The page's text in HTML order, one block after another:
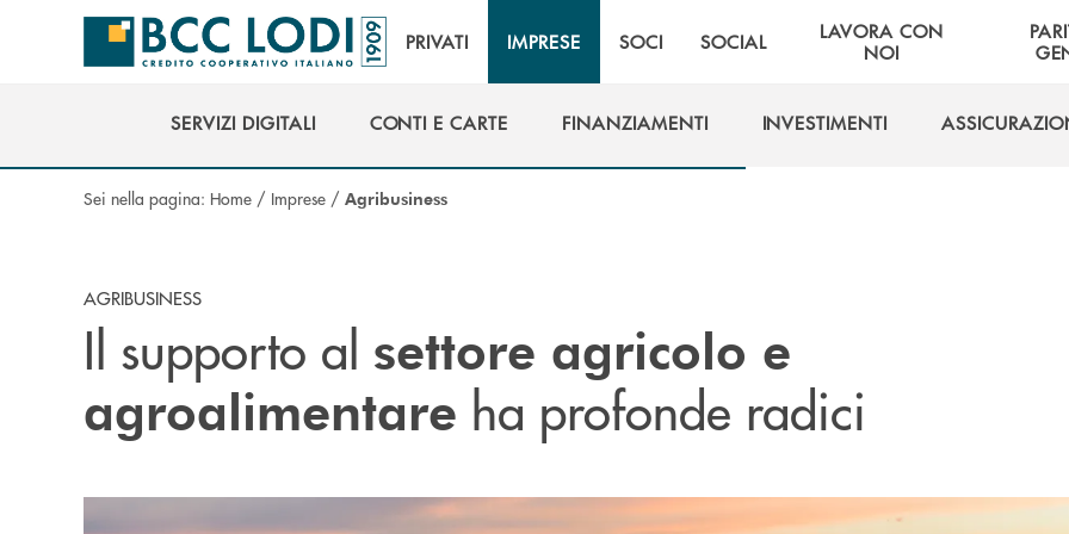
Salta al contenuto principale
PRIVATI IMPRESE SOCI SOCIAL
LAVORA CON
NOI
SERVIZI DIGITALI
CONTI E CARTE
FINANZIAMENTI
INVESTIMENTI
Sei nella pagina: Home / Imprese / Agribusiness
AGRIBUSINESS
Il supporto al settore agricolo e
agroalimentare ha profonde radici